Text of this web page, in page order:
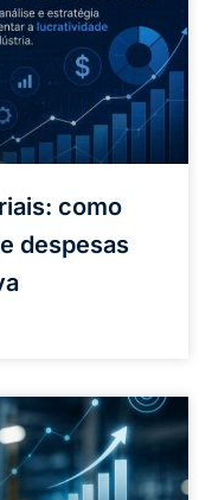
como
despesas